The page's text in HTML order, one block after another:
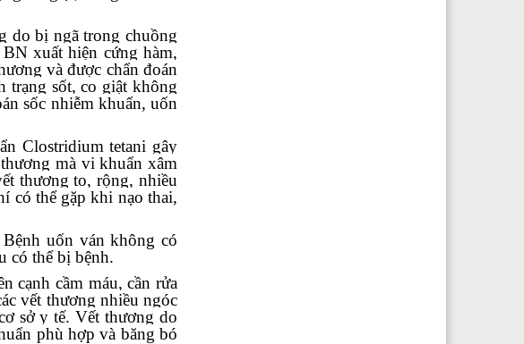
do bị ngã trong chuồng
xuất hiện cứng hàm,
và được chẩn đoán
trạng sốt, co giật không
sốc nhiễm khuẩn, uốn
Clostridium tetani gây
mà vi khuẩn xâm
thương to, rộng, nhiều
có thể gặp khi nạo thai,
uốn ván không có
có thể bị bệnh.
cạnh cầm máu, cần rửa
vết thương nhiều ngóc
sở y tế. Vết thương do
phù hợp và băng bó